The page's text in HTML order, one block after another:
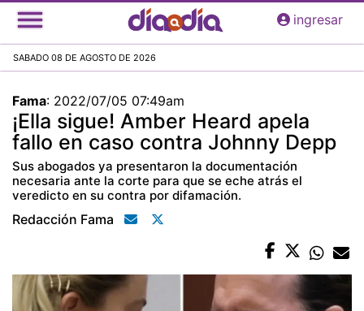
Pasar
al
principal
ingresar
SABADO 08 DE AGOSTO DE 2026
Fama: 2022/07/05 07:49am
¡Ella sigue! Amber Heard apela
fallo en caso contra Johnny Depp
Sus abogados ya presentaron la documentación
necesaria ante la corte para que se eche atrás el
veredicto en su contra por difamación.
Redacción Fama